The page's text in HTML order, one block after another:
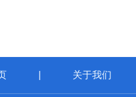
关于我们